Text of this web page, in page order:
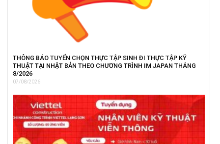
THÔNG BÁO TUYỂN CHỌN THỰC TẬP SINH ĐI THỰC TẬP KỸ
THUẬT TẠI NHẬT BẢN THEO CHƯƠNG TRÌNH IM JAPAN THÁNG
8/2026
07/08/2026